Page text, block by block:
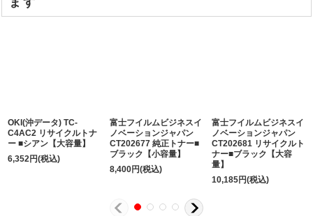
OKI(沖データ) TC-
C4AC2 リサイクルトナ
ー ■シアン【大容量】
6,352円(税込)
富士フイルムビジネスイ
ノベーションジャパン
CT202677 純正トナー■
ブラック【小容量】
8,400円(税込)
富士フイルムビジネスイ
ノベーションジャパン
CT202681 リサイクルト
ナー■ブラック【大容
量】
10,185円(税込)